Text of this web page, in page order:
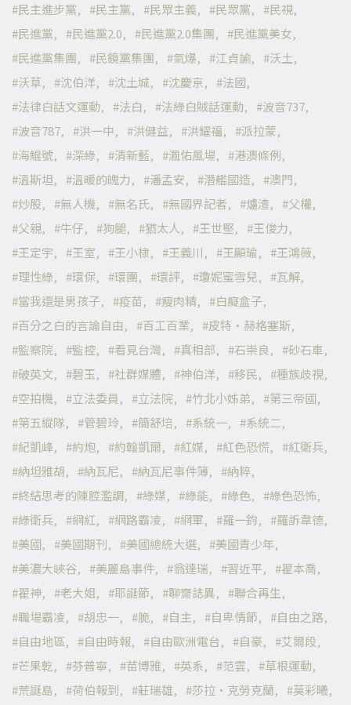
民主進步黨
民主黨 民眾主義 民眾黨
民視
民進黨
民進黨2.0 民進黨2.0集團
民進黨美女
民進黨集團
民鏡黨集團 氣爆 江貞諭
沃土
沃草
沈伯洋 沈土城 沈慶京
法國
法律白話文運動
法白 法綠白賊話運動
波音737
波音787
洪一中 洪健益 洪耀福
派拉蒙
海鯤號
深綠 清新藍 渢佑風場
港澳條例
溫斯坦
溫暖的魄力 潘孟安 潛艦國造
澳門
炒股
無人機 無名氏 無國界記者 爐渣
父權
父親
牛仔 狗腿 猶太人 王世堅
王俊力
王定宇
王室 王小棣 王義川 王顯瑜
王鴻薇
理性綠
環保 環團 環評 瓊妮蜜雪兒
瓦解
當我還是男孩子
疫苗 瘦肉精
白癡盒子
百分之白的言論自由
百工百業
皮特·赫格塞斯
監察院
監控 看見台灣 真相部 石崇良
砂石車
破英文
碧玉 社群媒體 神伯洋 移民
種族歧視
空拍機
立法委員 立法院 竹北小姊弟
第三帝國
第五縱隊
管碧玲 簡舒培 系統一
系統二
紀凱峰
約炮 約翰凱爾 紅媒 紅色恐慌
紅衛兵
納坦雅胡
納瓦尼 納瓦尼事件簿
納粹
終結思考的陳腔濫調
綠媒 綠能 綠色
綠色恐怖
綠衛兵
網紅 網路霸凌 網軍 羅一鈞
羅訴韋德
美國
美國期刊 美國總統大選
美國青少年
美濃大峽谷
美麗島事件 翁達瑞 習近平
翟本喬
翟神
老大姐 耶誕節 聊齋誌異
聯合再生
職場霸凌
胡忠一 脆 自主 自卑情節
自由之路
自由地區
自由時報 自由歐洲電台 自豪
艾爾段
芒果乾
芬普寧 苗博雅 英系 范雲
草根運動
荒誕島
荷伯報到 莊瑞雄 莎拉·克勞克蘭
莫彩曦